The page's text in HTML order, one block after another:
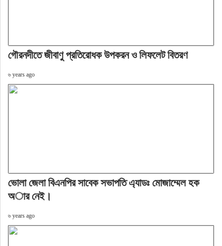
গৌরনদীতে জীবাণু প্রতিরোধক উপকরন ও লিফলেট বিতরণ
৬ years ago
ভোলা জেলা বিএনপির সাবেক সভাপতি এ্যাডঃ মোজাম্মেল হক
অার নেই।
৬ years ago